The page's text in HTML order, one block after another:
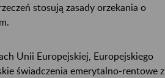
stosują zasady orzekania o
Unii Europejskiej, Europejskiego
świadczenia emerytalno-rentowe z